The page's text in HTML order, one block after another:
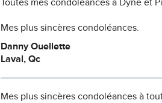
Toutes mes condoléances à Dyne et
Mes plus sincères condoléances.
Danny Ouellette
Laval, Qc
Mes plus sincères condoléances à